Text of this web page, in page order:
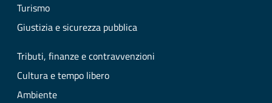
Turismo
Giustizia e sicurezza pubblica
Tributi, finanze e contravvenzioni
Cultura e tempo libero
Ambiente